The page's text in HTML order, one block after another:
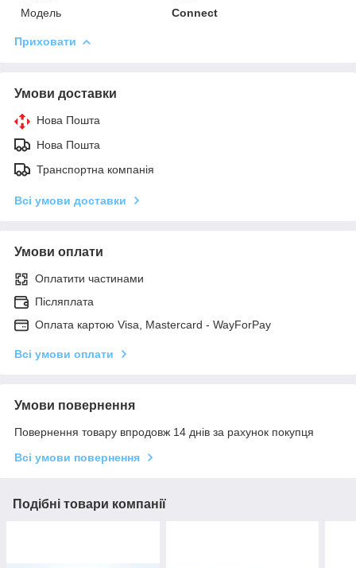
Модель
Connect
Приховати
Умови доставки
Нова Пошта
Нова Пошта
Транспортна компанія
Всі умови доставки
Умови оплати
Оплатити частинами
Післяплата
Оплата картою Visa, Mastercard - WayForPay
Всі умови оплати
Умови повернення
Повернення товару впродовж 14 днів за рахунок покупця
Всі умови повернення
Подібні товари компанії